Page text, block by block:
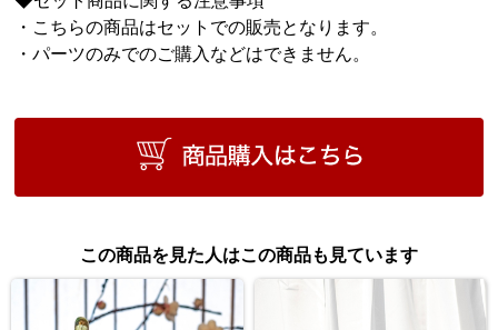
・こちらの商品はセットでの販売となります。
・パーツのみでのご購入などはできません。
この商品を見た人はこの商品も見ています